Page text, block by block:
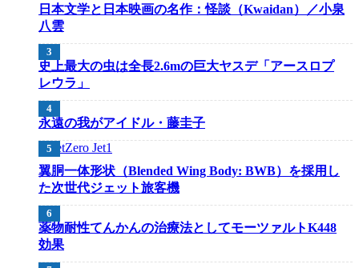
日本文学と日本映画の名作：怪談（Kwaidan）／小泉
八雲
史上最大の虫は全長2.6mの巨大ヤスデ「アースロプ
レウラ」
永遠の我がアイドル・藤圭子
翼胴一体形状（Blended Wing Body: BWB）を採用し
た次世代ジェット旅客機
薬物耐性てんかんの治療法としてモーツァルトK448
効果